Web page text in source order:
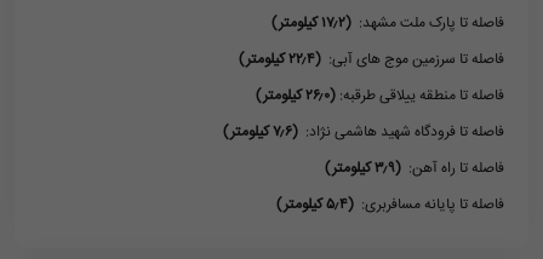
فاصله تا پارک ملت مشهد: (۱۷٫۲ کیلومتر)
فاصله تا سرزمین موج های آبی: (۲۲٫۴ کیلومتر)
فاصله تا منطقه ییلاقی طرقبه: (۲۶٫۰ کیلومتر)
فاصله تا فرودگاه شهید هاشمی نژاد: (۷٫۶ کیلومتر)
فاصله تا راه آهن: (۳٫۹ کیلومتر)
فاصله تا پایانه مسافربری: (۵٫۴ کیلومتر)